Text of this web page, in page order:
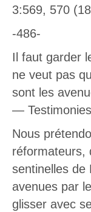
3:569, 570
-486-
Il faut garder
ne veut pas
sont les
—
Nous
réformateurs,
sentinelles de
avenues par
glisser avec